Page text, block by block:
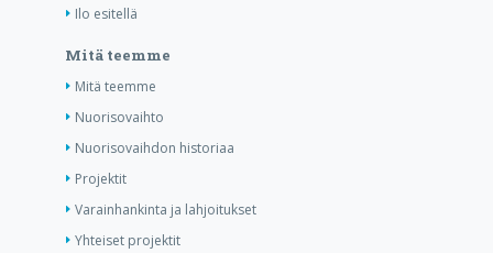
Ilo esitellä
Mitä teemme
Mitä teemme
Nuorisovaihto
Nuorisovaihdon historiaa
Projektit
Varainhankinta ja lahjoitukset
Yhteiset projektit